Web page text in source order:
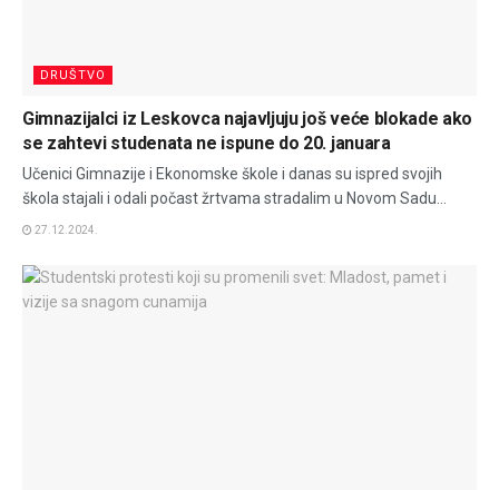
DRUŠTVO
Gimnazijalci iz Leskovca najavljuju još veće blokade ako
se zahtevi studenata ne ispune do 20. januara
Učenici Gimnazije i Ekonomske škole i danas su ispred svojih
škola stajali i odali počast žrtvama stradalim u Novom Sadu...
27.12.2024.